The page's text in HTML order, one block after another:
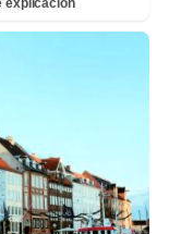
explicación